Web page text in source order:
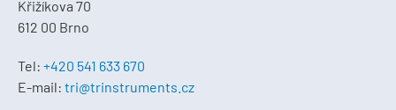
Křižíkova 70
612 00 Brno
Tel: +420 541 633 670
E-mail: tri@trinstruments.cz